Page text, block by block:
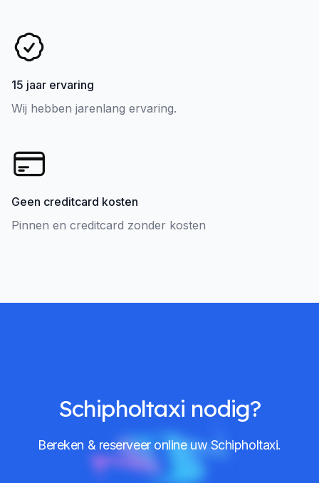
15 jaar ervaring
Wij hebben jarenlang ervaring.
Geen creditcard kosten
Pinnen en creditcard zonder kosten
Schipholtaxi nodig?
Bereken & reserveer online uw Schipholtaxi.